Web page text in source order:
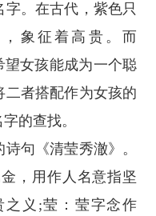
字。在古代，紫色只
象征着高贵。而
望女孩能成为一个聪
二者搭配作为女孩的
的查找。
句《清莹秀澈》。
，用作人名意指坚
之义;莹：莹字念作